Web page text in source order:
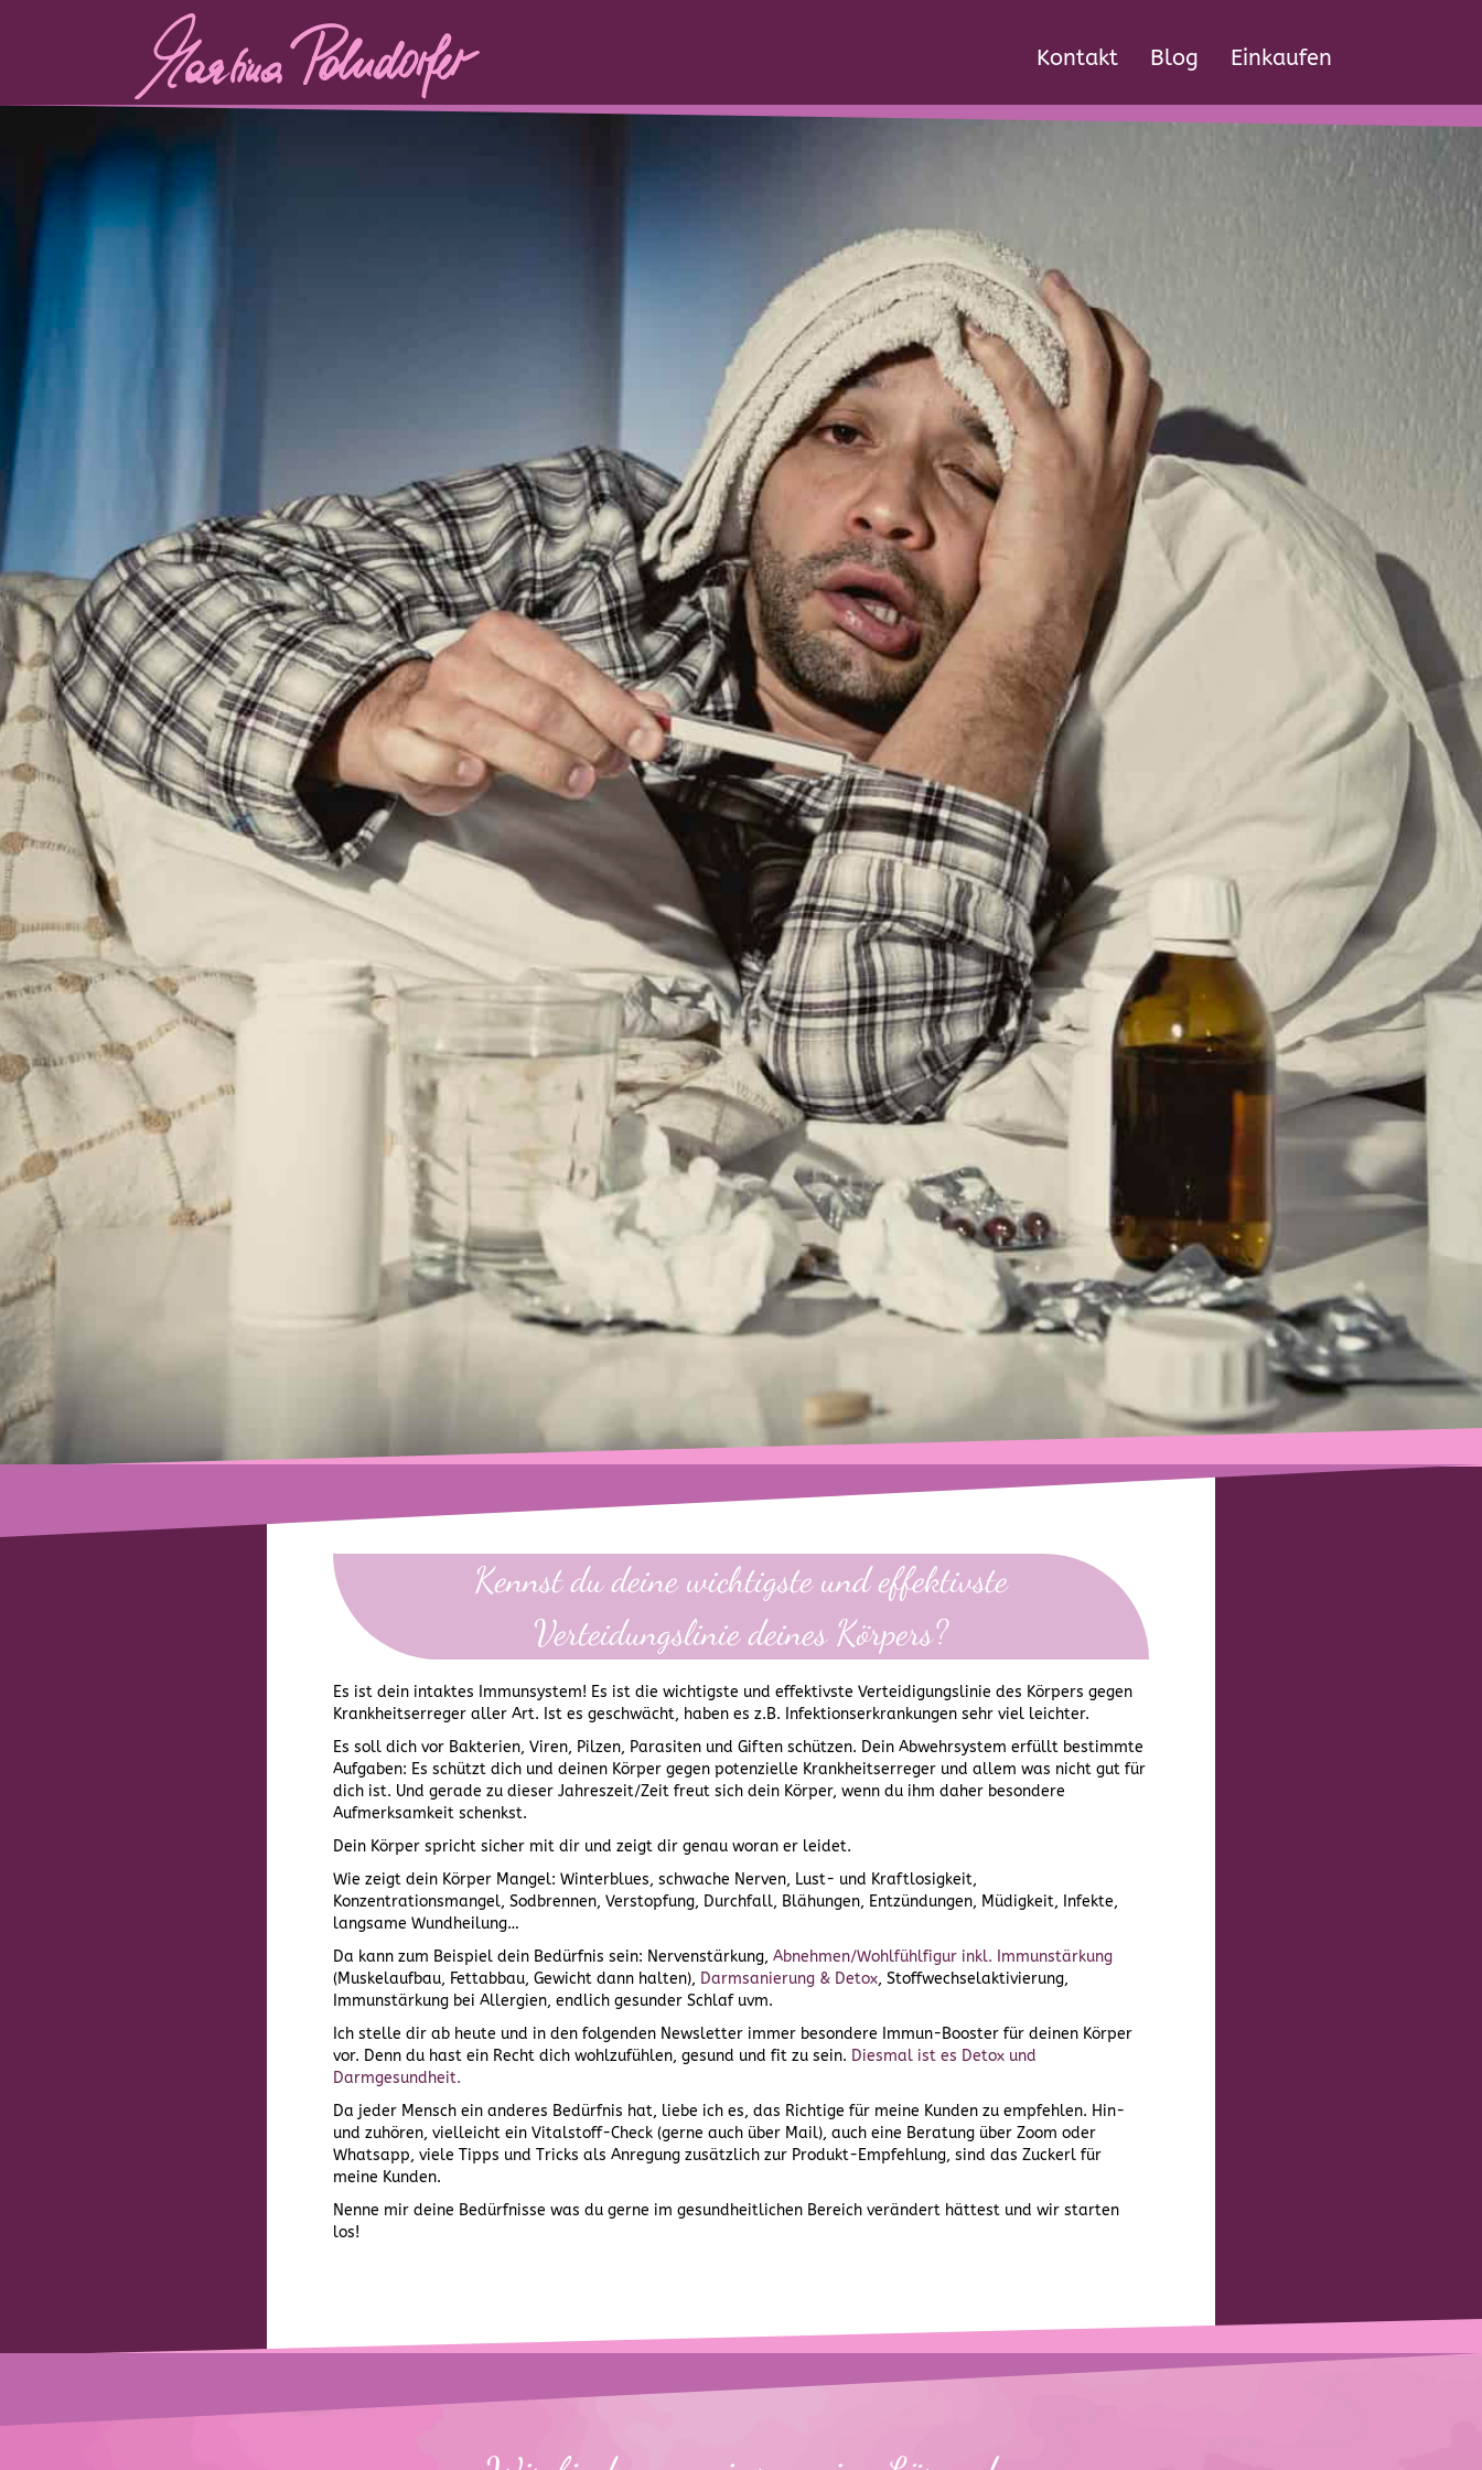
Kontakt Blog Einkaufen
Kennst du deine wichtigste und effektivste
Verteidungslinie deines Körpers?
Es ist dein intaktes Immunsystem! Es ist die wichtigste und effektivste Verteidigungslinie des Körpers gegen
Krankheitserreger aller Art. Ist es geschwächt, haben es z.B. Infektionserkrankungen sehr viel leichter.
Es soll dich vor Bakterien, Viren, Pilzen, Parasiten und Giften schützen. Dein Abwehrsystem erfüllt bestimmte
Aufgaben: Es schützt dich und deinen Körper gegen potenzielle Krankheitserreger und allem was nicht gut für
dich ist. Und gerade zu dieser Jahreszeit/Zeit freut sich dein Körper, wenn du ihm daher besondere
Aufmerksamkeit schenkst.
Dein Körper spricht sicher mit dir und zeigt dir genau woran er leidet.
Wie zeigt dein Körper Mangel: Winterblues, schwache Nerven, Lust- und Kraftlosigkeit,
Konzentrationsmangel, Sodbrennen, Verstopfung, Durchfall, Blähungen, Entzündungen, Müdigkeit, Infekte,
langsame Wundheilung…
Da kann zum Beispiel dein Bedürfnis sein: Nervenstärkung, Abnehmen/Wohlfühlfigur inkl. Immunstärkung
(Muskelaufbau, Fettabbau, Gewicht dann halten), Darmsanierung & Detox, Stoffwechselaktivierung,
Immunstärkung bei Allergien, endlich gesunder Schlaf uvm.
Ich stelle dir ab heute und in den folgenden Newsletter immer besondere Immun-Booster für deinen Körper
vor. Denn du hast ein Recht dich wohlzufühlen, gesund und fit zu sein. Diesmal ist es Detox und
Darmgesundheit.
Da jeder Mensch ein anderes Bedürfnis hat, liebe ich es, das Richtige für meine Kunden zu empfehlen. Hin-
und zuhören, vielleicht ein Vitalstoff-Check (gerne auch über Mail), auch eine Beratung über Zoom oder
Whatsapp, viele Tipps und Tricks als Anregung zusätzlich zur Produkt-Empfehlung, sind das Zuckerl für
meine Kunden.
Nenne mir deine Bedürfnisse was du gerne im gesundheitlichen Bereich verändert hättest und wir starten
los!